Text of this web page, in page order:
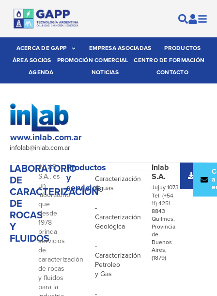
ACERCA DE GAPP EMPRESA ASOCIADAS
PRODUCTOS
ÁREA SOCIOS
PROMOCIÓN COMERCIAL
CENTRO DE FORMACIÓN
AGENDA
NOTICIAS CONTACTO
www.inlab.com.ar
infolab@inlab.com.ar
LABORATORIO
DE
CARACTERIZACIÓN
DE
ROCAS
Y
FLUIDOS
INLAB
S.A., es
un
laboratorio
que
desde
1978
brinda
servicios
de
caracterización
de rocas
y fluidos
para la
Productos
y
servicios
-
Caracterización
Aguas
-
Caracterización
Geológica
-
Caracterización
Petroleo
y Gas
Inlab
S.A.
Jujuy 1073
Tel: (+54
11) 4251-
8843
Quilmes,
Provincia
de
Buenos
Aires,
(1879)